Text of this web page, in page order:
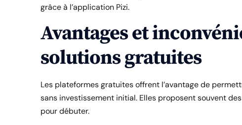
grâce à l’application Pizi.
Avantages et
solutions gratuites
Les plateformes gratuites offrent l’avantage de
sans investissement initial. Elles proposent souvent
pour débuter.